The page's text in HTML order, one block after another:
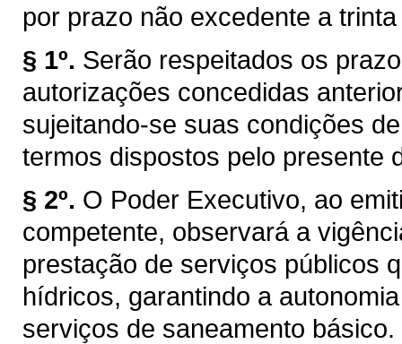
por prazo não excedente a
§ 1º. Serão respeitados os
autorizações concedidas
sujeitando-se suas condições
termos dispostos pelo presente
§ 2º. O Poder Executivo, ao
competente, observará a
prestação de serviços públicos
hídricos, garantindo a
serviços de saneamento básico.